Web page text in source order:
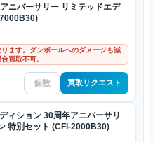
ニバーサリー リミテッドエデ
ます。ダンボールへのダメージも減
買取不可。
買取リクエスト
ィション 30周年アニバーサリ
特別セット (CFI-2000B30)